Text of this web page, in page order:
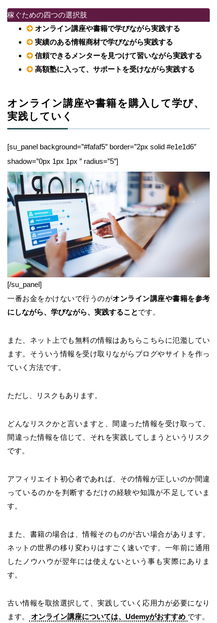
稼ぐための四つの選択肢
オンライン講座や書籍で学びながら実践する
実績のある情報商材で学びながら実践する
信頼できるメンターを見つけて習いながら実践する
高額塾に入って、サポートを受けながら実践する
オンライン講座や書籍を購入して学び、
実践していく
[su_panel background=”#fafaf5″ border=”2px solid #e1e1d6″
shadow=”0px 1px 1px ” radius=”5″]
[/su_panel]
一番お金をかけないで行うのがオンライン講座や書籍を参考
にしながら、学びながら、実践することです。
また、ネット上でも無料の情報はあちらこちらに氾濫してい
ます。そういう情報を受け取りながらブログやサイトを作っ
ていく方法です。
ただし、リスクもあります。
どんなリスクかと言いますと、間違った情報を受け取って、
間違った情報を信じて、それを実践してしまうというリスク
です。
アフィリエイト初心者であれば、その情報が正しいのか間違
っているのかを判断するだけの経験や知識が不足していま
す。
また、書籍の場合は、情報そのものが古い場合があります。
ネットの世界の移り変わりはすごく速いです。一年前に通用
したノウハウが翌年には使えないという事も実際にありま
す。
古い情報を取捨選択して、実践していく応用力が必要になり
ます。
オンライン講座については、Udemyがおすすめ です。